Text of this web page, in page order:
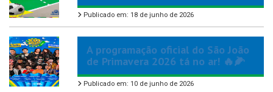
Publicado em: 18 de junho de 2026
A programação oficial do São João
de Primavera 2026 tá no ar! 🔥🌽
Publicado em: 10 de junho de 2026